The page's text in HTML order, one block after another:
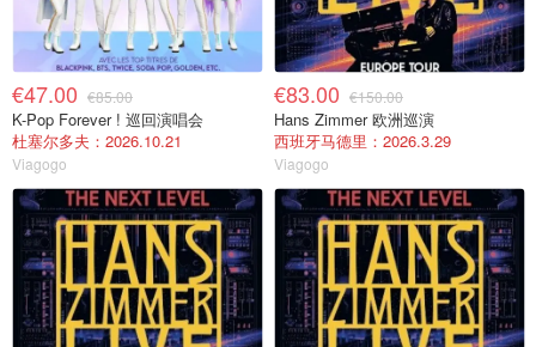
€47.00 €85.00
K-Pop Forever ! 巡回演唱会
杜塞尔多夫：2026.10.21
Viagogo
€83.00 €150.00
Hans Zimmer 欧洲巡演
西班牙马德里：2026.3.29
Viagogo